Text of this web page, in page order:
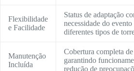
Flexibilidade
e Facilidade
Status de adaptação
necessidade do
diferentes tipos de
Manutenção
Incluída
Cobertura completa
garantindo
redução de